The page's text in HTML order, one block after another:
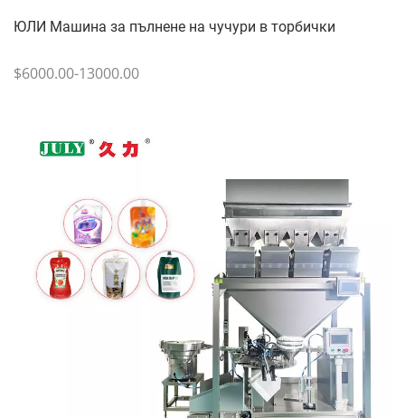
ЮЛИ Машина за пълнене на чучури в торбички
$6000.00-13000.00